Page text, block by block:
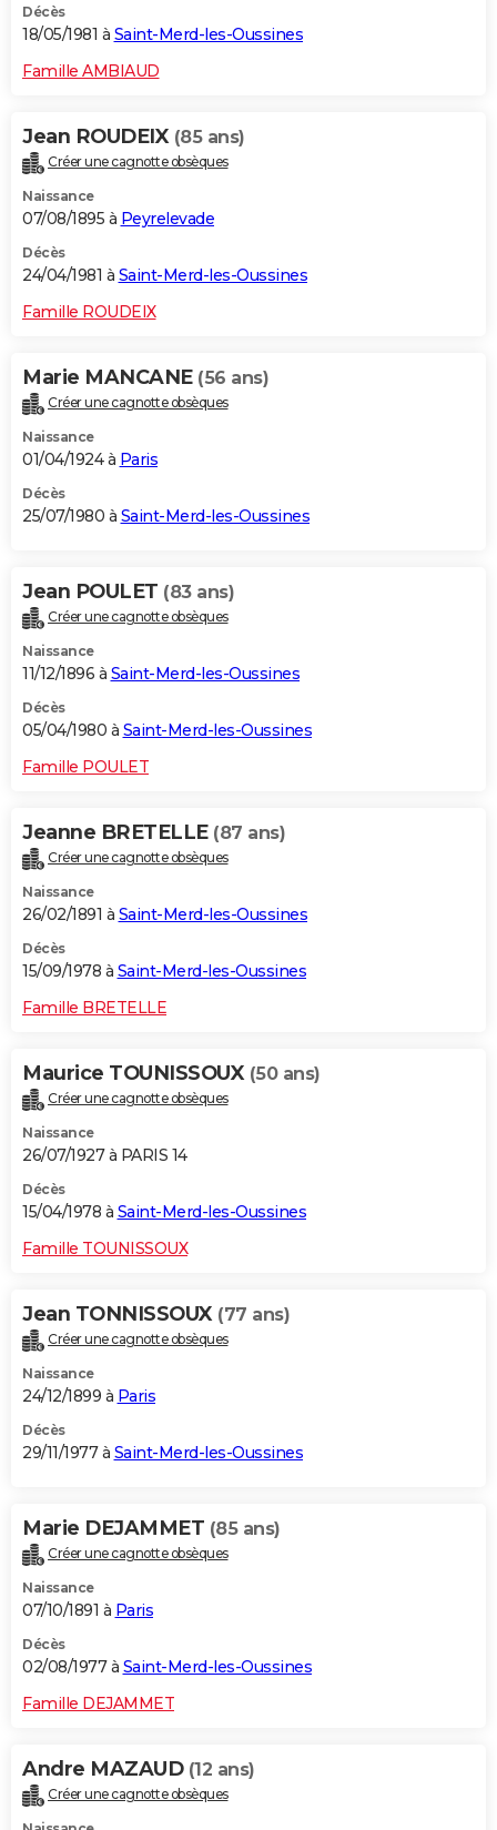
Décès
18/05/1981 à Saint-Merd-les-Oussines
Famille AMBIAUD
Jean ROUDEIX (85 ans)
Créer une cagnotte obsèques
Naissance
07/08/1895 à Peyrelevade
Décès
24/04/1981 à Saint-Merd-les-Oussines
Famille ROUDEIX
Marie MANCANE (56 ans)
Créer une cagnotte obsèques
Naissance
01/04/1924 à Paris
Décès
25/07/1980 à Saint-Merd-les-Oussines
Jean POULET (83 ans)
Créer une cagnotte obsèques
Naissance
11/12/1896 à Saint-Merd-les-Oussines
Décès
05/04/1980 à Saint-Merd-les-Oussines
Famille POULET
Jeanne BRETELLE (87 ans)
Créer une cagnotte obsèques
Naissance
26/02/1891 à Saint-Merd-les-Oussines
Décès
15/09/1978 à Saint-Merd-les-Oussines
Famille BRETELLE
Maurice TOUNISSOUX (50 ans)
Créer une cagnotte obsèques
Naissance
26/07/1927 à PARIS 14
Décès
15/04/1978 à Saint-Merd-les-Oussines
Famille TOUNISSOUX
Jean TONNISSOUX (77 ans)
Créer une cagnotte obsèques
Naissance
24/12/1899 à Paris
Décès
29/11/1977 à Saint-Merd-les-Oussines
Marie DEJAMMET (85 ans)
Créer une cagnotte obsèques
Naissance
07/10/1891 à Paris
Décès
02/08/1977 à Saint-Merd-les-Oussines
Famille DEJAMMET
Andre MAZAUD (12 ans)
Créer une cagnotte obsèques